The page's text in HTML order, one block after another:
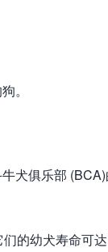
。
犬俱乐部
的幼犬寿命可达